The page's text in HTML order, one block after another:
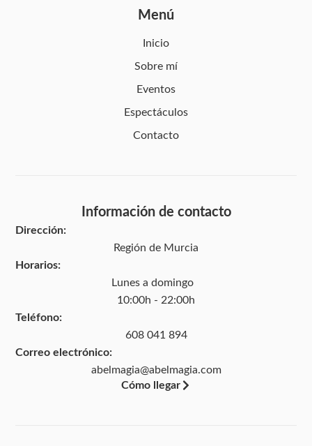
Menú
Inicio
Sobre mí
Eventos
Espectáculos
Contacto
Información de contacto
Dirección:
Región de Murcia
Horarios:
Lunes a domingo
10:00h - 22:00h
Teléfono:
608 041 894
Correo electrónico:
abelmagia@abelmagia.com
Cómo llegar